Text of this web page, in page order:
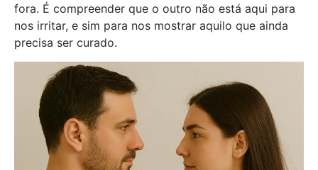
fora. É compreender que o outro não está aqui para
nos irritar, e sim para nos mostrar aquilo que ainda
precisa ser curado.